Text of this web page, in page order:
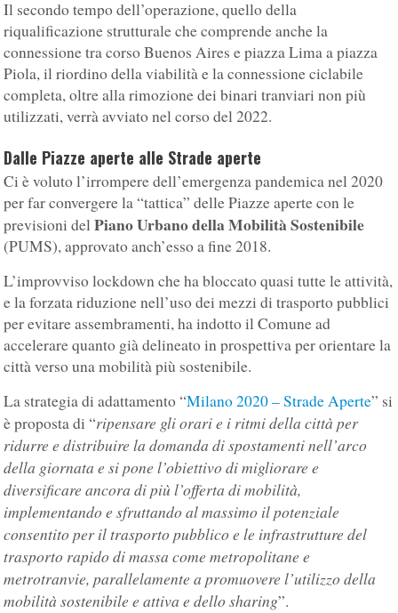
Il secondo tempo dell’operazione, quello della
riqualificazione strutturale che comprende anche la
connessione tra corso Buenos Aires e piazza Lima a piazza
Piola, il riordino della viabilità e la connessione ciclabile
completa, oltre alla rimozione dei binari tranviari non più
utilizzati, verrà avviato nel corso del 2022.
Dalle Piazze aperte alle Strade aperte
Ci è voluto l’irrompere dell’emergenza pandemica nel 2020
per far convergere la “tattica” delle Piazze aperte con le
previsioni delPiano Urbano della Mobilità Sostenibile
(PUMS), approvato anch’esso a fine 2018.
L’improvviso lockdown che ha bloccato quasi tutte le attività,
e la forzata riduzione nell’uso dei mezzi di trasporto pubblici
per evitare assembramenti, ha indotto il Comune ad
accelerare quanto già delineato in prospettiva per orientare la
città verso una mobilità più sostenibile.
La strategia di adattamento “Milano 2020 – Strade Aperte” si
è proposta di “ripensare gli orari e i ritmi della città per
ridurre e distribuire la domanda di spostamenti nell’arco
della giornata e si pone l’obiettivo di migliorare e
diversificare ancora di più l’offerta di mobilità,
implementando e sfruttando al massimo il potenziale
consentito per il trasporto pubblico e le infrastrutture del
trasporto rapido di massa come metropolitane e
metrotranvie, parallelamente a promuovere l’utilizzo della
mobilità sostenibile e attiva e dello sharing”.